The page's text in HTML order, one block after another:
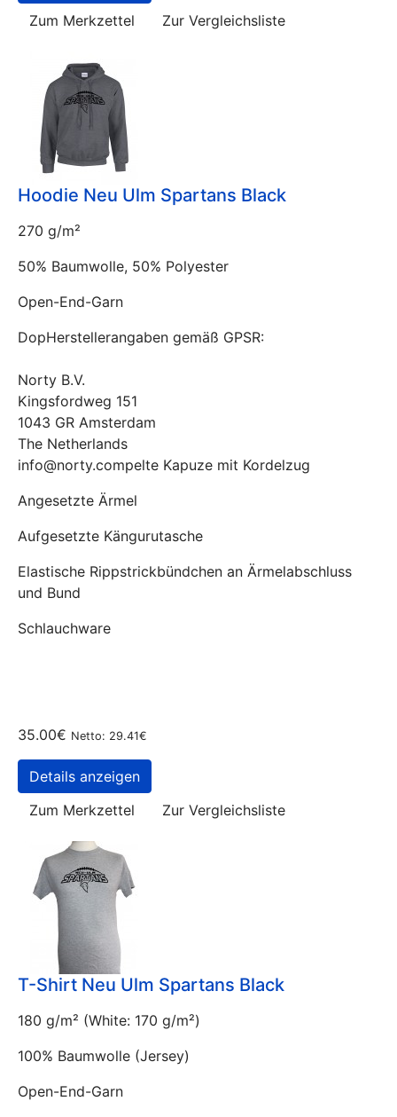
Zum Merkzettel
Zur Vergleichsliste
Hoodie Neu Ulm Spartans Black
270 g/m²
50% Baumwolle, 50% Polyester
Open-End-Garn
DopHerstellerangaben gemäß GPSR:
Norty B.V.
Kingsfordweg 151
1043 GR Amsterdam
The Netherlands
info@norty.compelte Kapuze mit Kordelzug
Angesetzte Ärmel
Aufgesetzte Kängurutasche
Elastische Rippstrickbündchen an Ärmelabschluss
und Bund
Schlauchware
35.00€ Netto: 29.41€
Details anzeigen
Zum Merkzettel
Zur Vergleichsliste
T-Shirt Neu Ulm Spartans Black
180 g/m² (White: 170 g/m²)
100% Baumwolle (Jersey)
Open-End-Garn